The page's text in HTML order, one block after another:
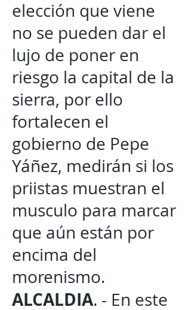
elección que viene
no se pueden dar el
lujo de poner en
riesgo la capital de la
sierra, por ello
fortalecen el
gobierno de Pepe
Yáñez, medirán si los
priistas muestran el
musculo para marcar
que aún están por
encima del
morenismo.
ALCALDIA. - En este